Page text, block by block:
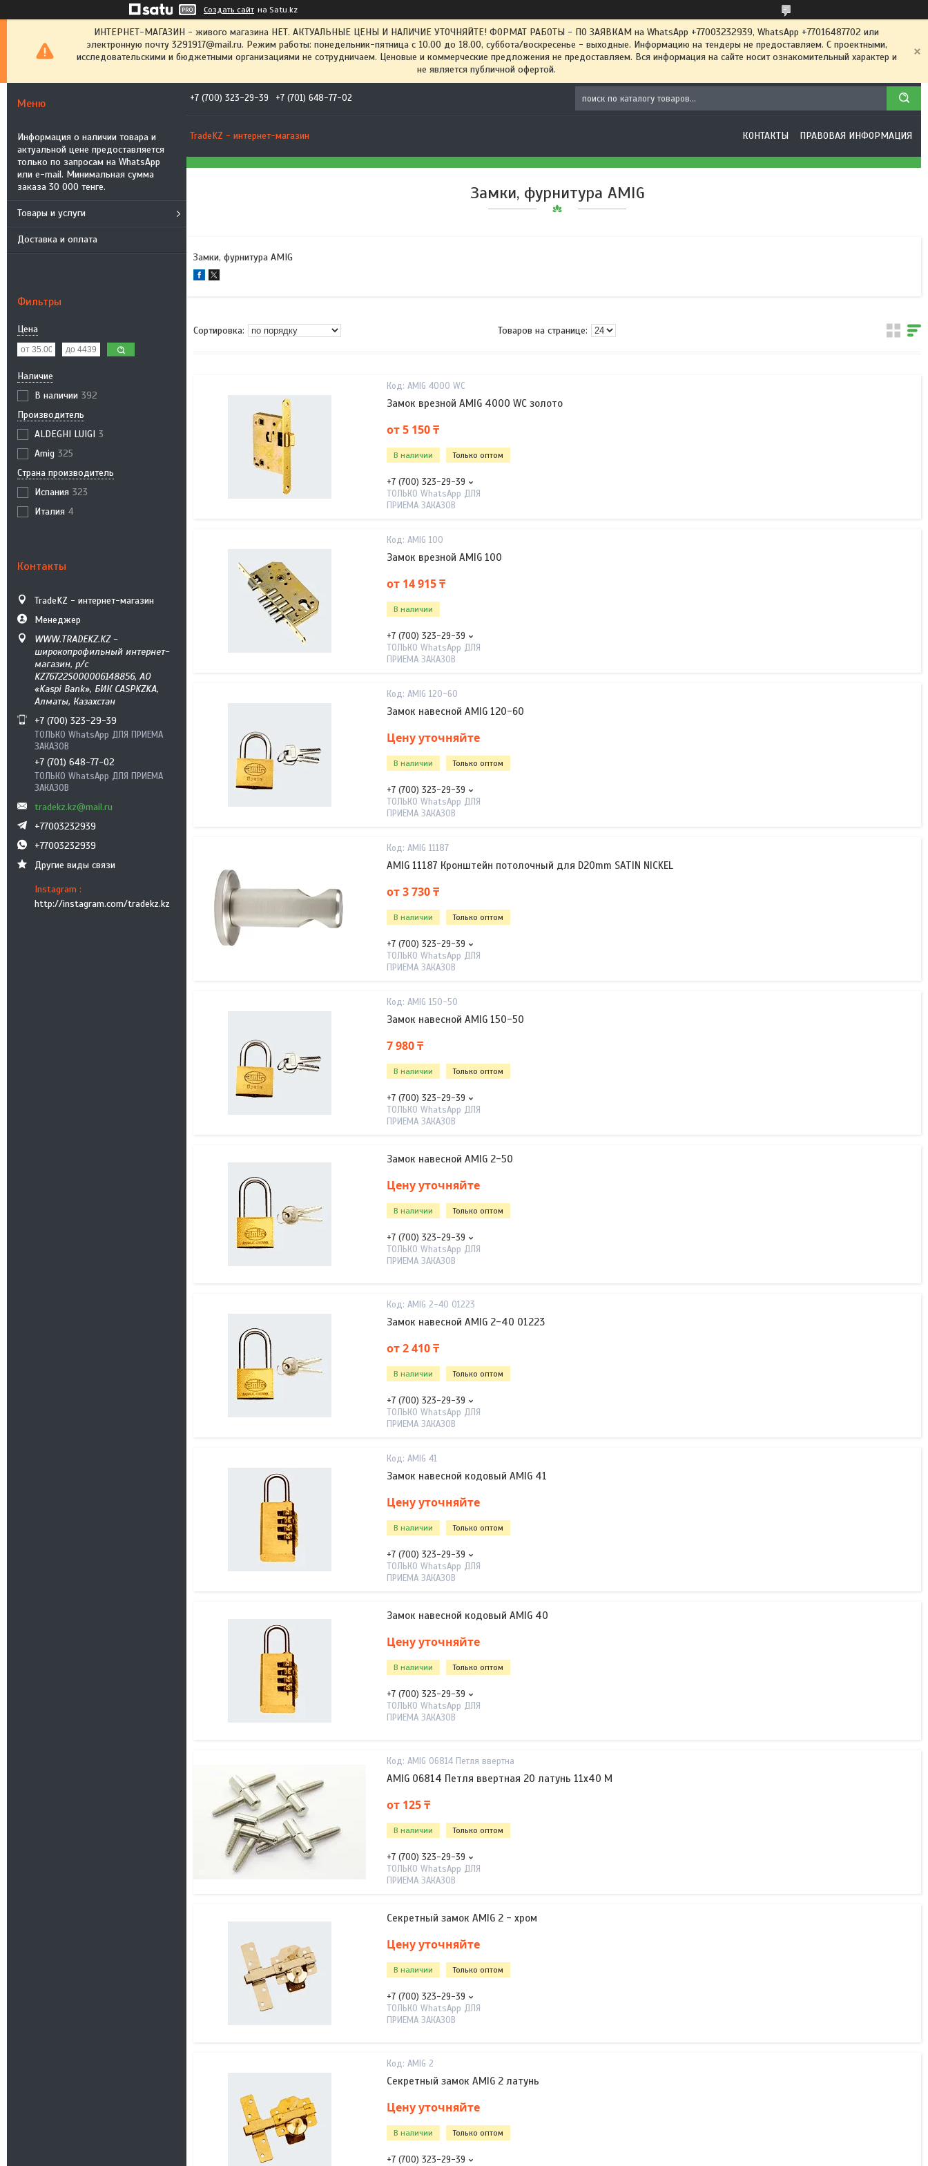
Создать сайт на Satu.kz
ИНТЕРНЕТ-МАГАЗИН - живого магазина НЕТ. АКТУАЛЬНЫЕ ЦЕНЫ И НАЛИЧИЕ УТОЧНЯЙТЕ! ФОРМАТ РАБОТЫ - ПО ЗАЯВКАМ на WhatsApp +77003232939, WhatsApp +77016487702 или
электронную почту 3291917@mail.ru. Режим работы: понедельник-пятница с 10.00 до 18.00, суббота/воскресенье - выходные. Информацию на тендеры не предоставляем. С проектными,
исследовательскими и бюджетными организациями не сотрудничаем. Ценовые и коммерческие предложения не предоставляем. Вся информация на сайте носит ознакомительный характер и
не является публичной офертой.
Информация о наличии товара и
актуальной цене предоставляется
только по запросам на WhatsApp
или e-mail. Минимальная сумма
заказа 30 000 тенге.
Товары и услуги
Доставка и оплата
Фильтры
Цена
Наличие
В наличии 392
Производитель
ALDEGHI LUIGI 3
Amig 325
Страна производитель
Испания 323
Италия 4
Контакты
TradeKZ - интернет-магазин
Менеджер
WWW.TRADEKZ.KZ -
широкопрофильный интернет-
магазин, р/с
KZ76722S000006148856, АО
«Kaspi Bank», БИК CASPKZKA,
Алматы, Казахстан
+7 (700) 323-29-39
ТОЛЬКО WhatsApp ДЛЯ ПРИЕМА
ЗАКАЗОВ
+7 (701) 648-77-02
ТОЛЬКО WhatsApp ДЛЯ ПРИЕМА
ЗАКАЗОВ
tradekz.kz@mail.ru
+77003232939
+77003232939
Другие виды связи
Instagram
http://instagram.com/tradekz.kz
+7 (700) 323-29-39 +7 (701) 648-77-02
TradeKZ - интернет-магазин КОНТАКТЫ ПРАВОВАЯ ИНФОРМАЦИЯ
Замки, фурнитура AMIG
Замки, фурнитура AMIG
AMIG 4000 WC
Замок врезной AMIG 4000 WC золото
от 5 150 ₸
В наличии Только оптом
+7 (700) 323-29-39
ТОЛЬКО WhatsApp ДЛЯ
ПРИЕМА ЗАКАЗОВ
AMIG 100
Замок врезной AMIG 100
от 14 915 ₸
В наличии
+7 (700) 323-29-39
ТОЛЬКО WhatsApp ДЛЯ
ПРИЕМА ЗАКАЗОВ
AMIG 120-60
Замок навесной AMIG 120-60
Цену уточняйте
В наличии Только оптом
+7 (700) 323-29-39
ТОЛЬКО WhatsApp ДЛЯ
ПРИЕМА ЗАКАЗОВ
AMIG 11187
AMIG 11187 Кронштейн потолочный для D20mm SATIN NICKEL
от 3 730 ₸
В наличии Только оптом
+7 (700) 323-29-39
ТОЛЬКО WhatsApp ДЛЯ
ПРИЕМА ЗАКАЗОВ
AMIG 150-50
Замок навесной AMIG 150-50
7 980 ₸
В наличии Только оптом
+7 (700) 323-29-39
ТОЛЬКО WhatsApp ДЛЯ
ПРИЕМА ЗАКАЗОВ
Замок навесной AMIG 2-50
Цену уточняйте
В наличии Только оптом
+7 (700) 323-29-39
ТОЛЬКО WhatsApp ДЛЯ
ПРИЕМА ЗАКАЗОВ
AMIG 2-40 01223
Замок навесной AMIG 2-40 01223
от 2 410 ₸
В наличии Только оптом
+7 (700) 323-29-39
ТОЛЬКО WhatsApp ДЛЯ
ПРИЕМА ЗАКАЗОВ
AMIG 41
Замок навесной кодовый AMIG 41
Цену уточняйте
В наличии Только оптом
+7 (700) 323-29-39
ТОЛЬКО WhatsApp ДЛЯ
ПРИЕМА ЗАКАЗОВ
Замок навесной кодовый AMIG 40
Цену уточняйте
В наличии Только оптом
+7 (700) 323-29-39
ТОЛЬКО WhatsApp ДЛЯ
ПРИЕМА ЗАКАЗОВ
AMIG 06814 Петля ввертна
AMIG 06814 Петля ввертная 20 латунь 11х40 М
от 125 ₸
В наличии Только оптом
+7 (700) 323-29-39
ТОЛЬКО WhatsApp ДЛЯ
ПРИЕМА ЗАКАЗОВ
Секретный замок AMIG 2 - хром
Цену уточняйте
В наличии Только оптом
+7 (700) 323-29-39
ТОЛЬКО WhatsApp ДЛЯ
ПРИЕМА ЗАКАЗОВ
AMIG 2
Секретный замок AMIG 2 латунь
Цену уточняйте
В наличии Только оптом
+7 (700) 323-29-39